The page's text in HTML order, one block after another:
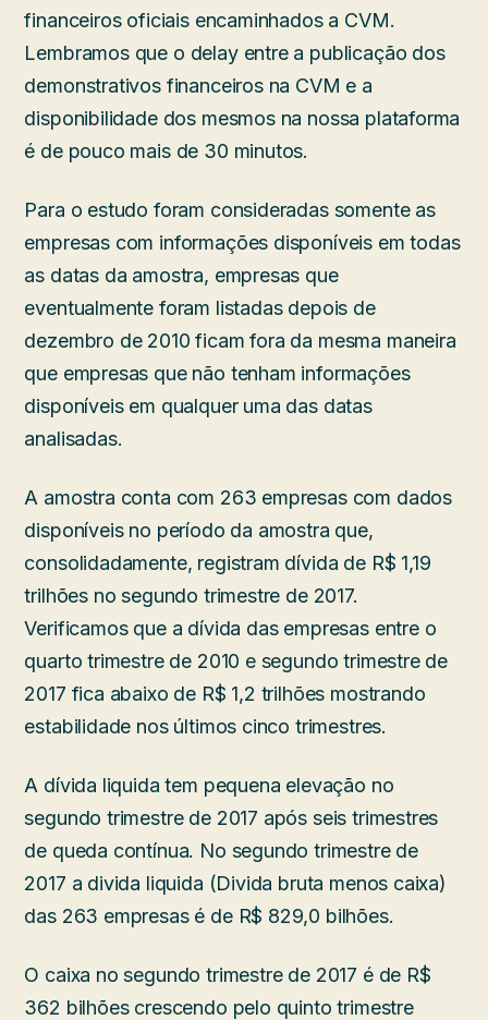
financeiros oficiais encaminhados a CVM.
Lembramos que o delay entre a publicação dos
demonstrativos financeiros na CVM e a
disponibilidade dos mesmos na nossa plataforma
é de pouco mais de 30 minutos.
Para o estudo foram consideradas somente as
empresas com informações disponíveis em todas
as datas da amostra, empresas que
eventualmente foram listadas depois de
dezembro de 2010 ficam fora da mesma maneira
que empresas que não tenham informações
disponíveis em qualquer uma das datas
analisadas.
A amostra conta com 263 empresas com dados
disponíveis no período da amostra que,
consolidadamente, registram dívida de R$ 1,19
trilhões no segundo trimestre de 2017.
Verificamos que a dívida das empresas entre o
quarto trimestre de 2010 e segundo trimestre de
2017 fica abaixo de R$ 1,2 trilhões mostrando
estabilidade nos últimos cinco trimestres.
A dívida liquida tem pequena elevação no
segundo trimestre de 2017 após seis trimestres
de queda contínua. No segundo trimestre de
2017 a divida liquida (Divida bruta menos caixa)
das 263 empresas é de R$ 829,0 bilhões.
O caixa no segundo trimestre de 2017 é de R$
362 bilhões crescendo pelo quinto trimestre